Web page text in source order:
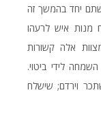
יחד בהמשך זה
מנות איש לרעהו
אלה קשורות
לידי ביטוי.
וירדם; שישלח